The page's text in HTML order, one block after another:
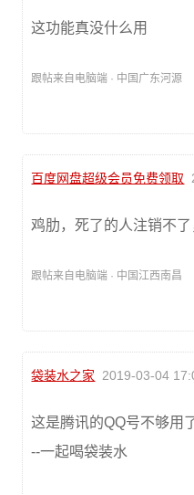
这功能真没什么用
跟帖来自电脑端 · 中国广东河源
百度网盘超级会员免费领取
鸡肋，死了的人注销不了
跟帖来自电脑端 · 中国江西南昌
袋装水之家 2019-03-04
这是腾讯的QQ号不够用
--一起喝袋装水